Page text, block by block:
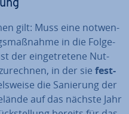
gilt: Muss eine not­wen­
in die Fol­ge­
der ein­ge­tre­te­ne Nut­
in der sie fest­
die Sanierung der
auf das nächste Jahr